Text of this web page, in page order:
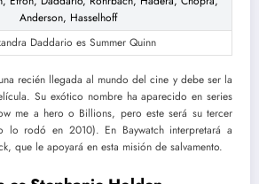
Daddario es Summer Quinn
recién llegada al mundo del cine y debe ser la
Su exótico nombre ha aparecido en series
me a hero o Billions, pero este será su tercer
lo rodó en 2010). En Baywatch interpretará a
que le apoyará en esta misión de salvamento.